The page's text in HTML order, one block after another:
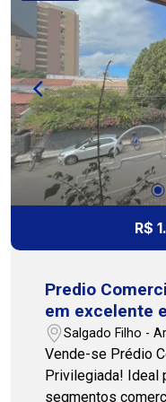
o imóvel oferece
público,
atraindo clientes e
escritórios,
outro
estratégico e bem
oportunidade
para mais
Transforme este
R$
Predio
em excelente
Salgado Filho -
Vende-se Prédio
Privilegiada! Ideal para os mais variados
segmentos